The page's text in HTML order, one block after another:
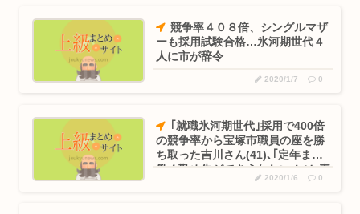
競争率４０８倍、シングルマザ
ーも採用試験合格…氷河期世代４
人に市が辞令
2020/1/7 0
｢就職氷河期世代｣採用で400倍
の競争率から宝塚市職員の座を勝
ち取った吉川さん(41)､｢定年まで
働く勤め先ができうれしい！｣と喜
2020/1/6 0